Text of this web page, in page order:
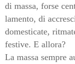
di massa, forse
lamento, di
domesticate,
festive. E allora?
La massa sempre